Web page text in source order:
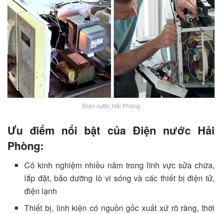
Điện nước Hải Phòng
Ưu điểm nổi bật của Điện nước Hải
Phòng:
Có kinh nghiệm nhiều năm trong lĩnh vực sửa chữa,
lắp đặt, bảo dưỡng lò vi sóng và các thiết bị điện tử,
điện lạnh
Thiết bị, linh kiện có nguồn gốc xuất xứ rõ ràng, thời